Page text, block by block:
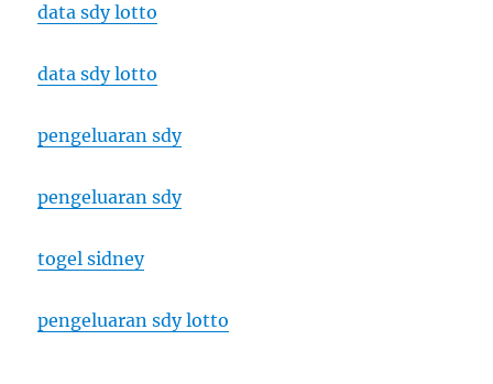
data sdy lotto
data sdy lotto
pengeluaran sdy
pengeluaran sdy
togel sidney
pengeluaran sdy lotto